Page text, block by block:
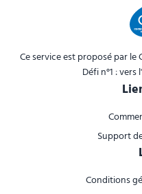
Ce service est proposé par le
Défi n°1 :
Support
Conditions